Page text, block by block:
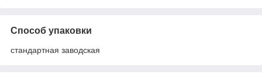
Способ упаковки
стандартная заводская